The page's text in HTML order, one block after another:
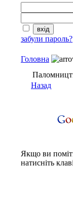
забули пароль?
Головна
Назад
Якщо ви
натисніть